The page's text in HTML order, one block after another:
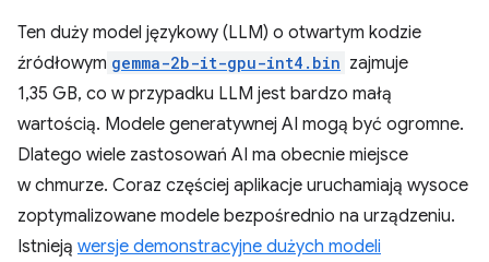
Ten duży model językowy (LLM) o otwartym kodzie
źródłowym gemma-2b-it-gpu-int4.bin zajmuje
1,35 GB, co w przypadku LLM jest bardzo małą
wartością. Modele generatywnej AI mogą być ogromne.
Dlatego wiele zastosowań AI ma obecnie miejsce
w chmurze. Coraz częściej aplikacje uruchamiają wysoce
zoptymalizowane modele bezpośrednio na urządzeniu.
Istnieją wersje demonstracyjne dużych modeli